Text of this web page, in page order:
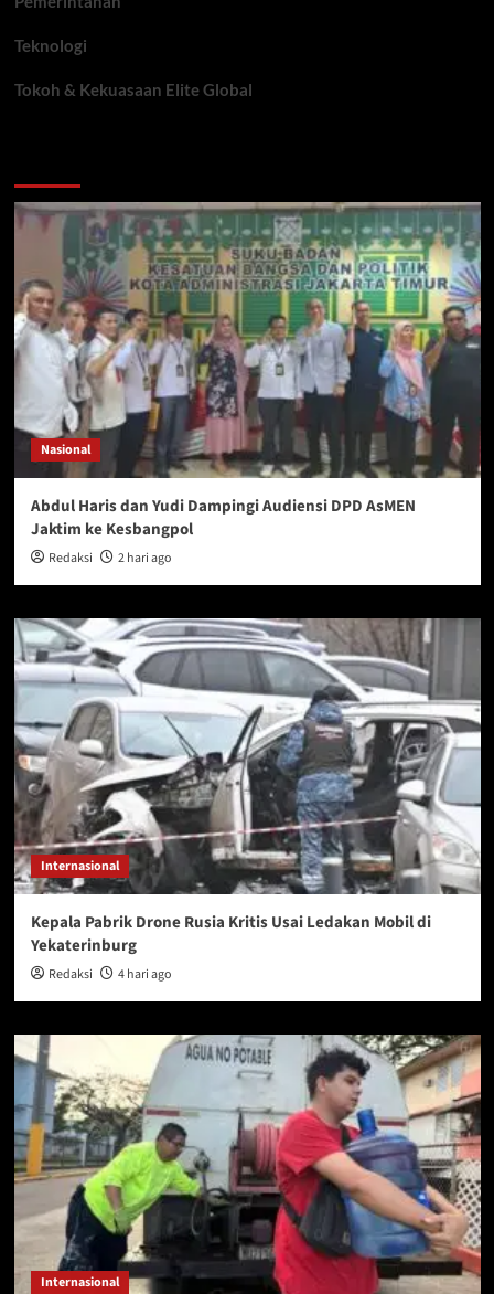
Teknologi
Tokoh & Kekuasaan Elite Global
Nasional
Abdul Haris dan Yudi Dampingi Audiensi DPD AsMEN
Jaktim ke Kesbangpol
Redaksi 2 hari ago
Internasional
Kepala Pabrik Drone Rusia Kritis Usai Ledakan Mobil di
Yekaterinburg
Redaksi 4 hari ago
Internasional